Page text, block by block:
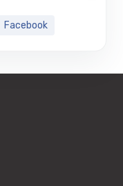
Facebook